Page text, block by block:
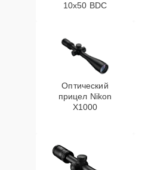
10x50 BDC
Оптический
прицел Nikon
X1000